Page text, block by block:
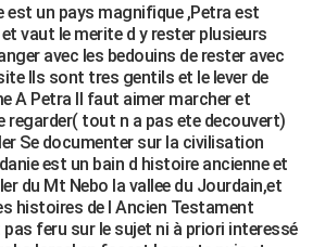
est un pays magnifique ,Petra est
vaut le merite d y rester plusieurs
avec les bedouins de rester avec
Ils sont tres gentils et le lever de
A Petra Il faut aimer marcher et
regarder( tout n a pas ete decouvert)
Se documenter sur la civilisation
est un bain d histoire ancienne et
du Mt Nebo la vallee du Jourdain,et
histoires de l Ancien Testament
feru sur le sujet ni à priori interessé